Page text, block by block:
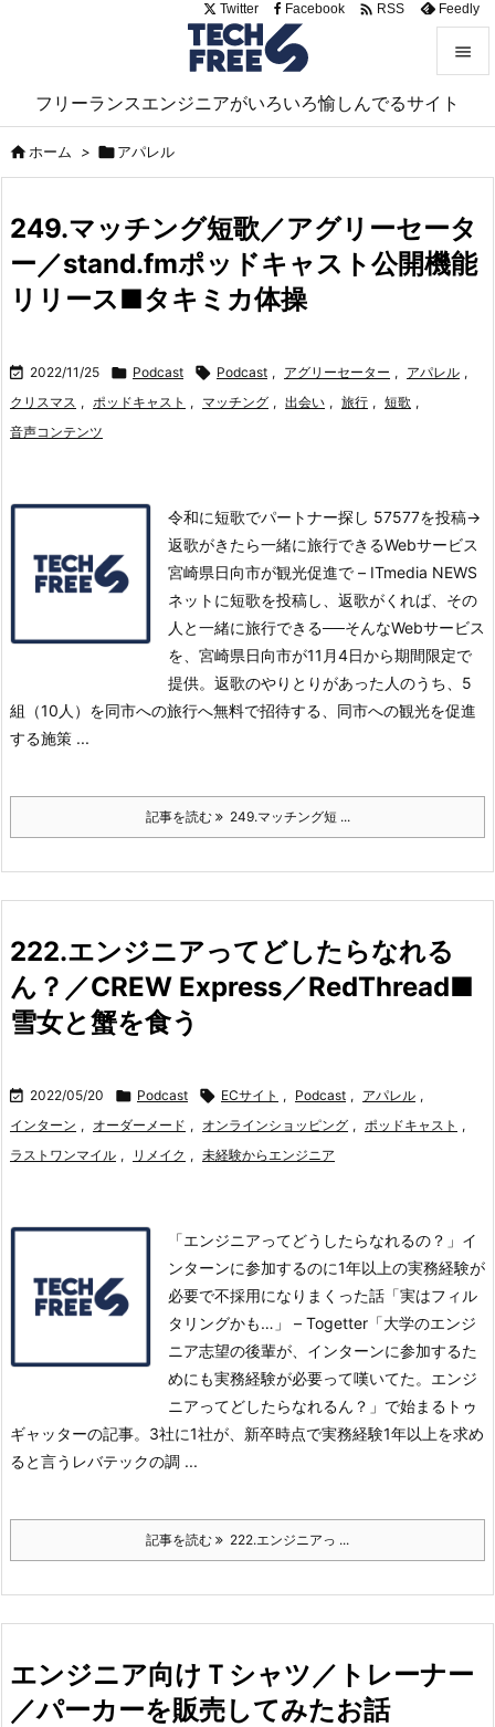
フリーランスエンジニアがいろいろ愉しんでるサイト


サイド

前へ

Twitter Facebook  RSS Feedly
ホーム > アパレル
249.マッチング短歌／アグリーセータ
ー／stand.fmポッドキャスト公開機能
リリース■タキミカ体操
 2022/11/25  Podcast  Podcast , アグリーセーター , アパレル ,
クリスマス , ポッドキャスト , マッチング , 出会い , 旅行 , 短歌 ,
音声コンテンツ
令和に短歌でパートナー探し 57577を投稿→
返歌がきたら一緒に旅行できるWebサービス
宮崎県日向市が観光促進で – ITmedia NEWS
ネットに短歌を投稿し、返歌がくれば、その
人と一緒に旅行できる──そんなWebサービス
を、宮崎県日向市が11月4日から期間限定で
提供。 返歌のやりとりがあった人のうち、5
組（10人）を同市への旅行へ無料で招待する、同市への観光を促進
する施策 ...
記事を読む 249.マッチング短 ...
222.エンジニアってどしたらなれる
ん？／CREW Express／RedThread■
雪女と蟹を食う
 2022/05/20  Podcast  ECサイト , Podcast , アパレル ,
インターン , オーダーメード , オンラインショッピング , ポッドキャスト ,
ラストワンマイル , リメイク , 未経験からエンジニア
「エンジニアってどうしたらなれるの？」イ
ンターンに参加するのに1年以上の実務経験が
必要で不採用になりまくった話「実はフィル
タリングかも…」 – Togetter「大学のエンジ
ニア志望の後輩が、インターンに参加するた
めにも実務経験が必要って嘆いてた。エンジ
ニアってどしたらなれるん？」で始まるトゥ
ギャッターの記事。 3社に1社が、新卒時点で実務経験1年以上を求め
ると言うレバテックの調 ...
記事を読む 222.エンジニアっ ...
エンジニア向けＴシャツ／トレーナー
／パーカーを販売してみたお話